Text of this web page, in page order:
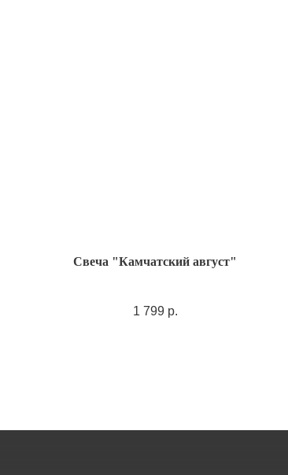
Свеча "Камчатский август"
1 799 р.